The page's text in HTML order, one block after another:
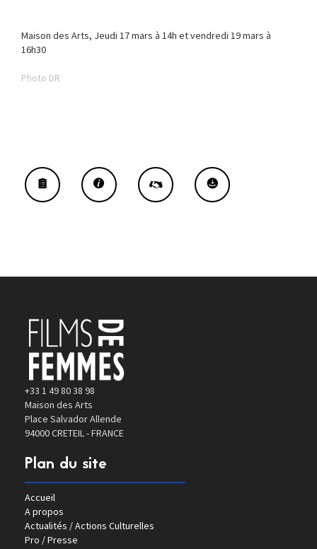
Maison des Arts, Jeudi 17 mars à 14h et vendredi 19 mars à
16h30
Photo DR
+33 1 49 80 38 98
Maison des Arts
Place Salvador Allende
94000 CRETEIL - FRANCE
Plan du site
Accueil
A propos
Actualités / Actions Culturelles
Pro / Presse